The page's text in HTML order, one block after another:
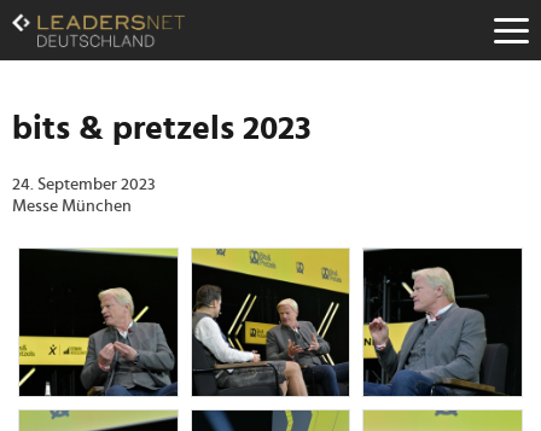
Zum
Inhalt
Zur
Navigation
Zurbits & pretzels 2023
24. September 2023
Messe München